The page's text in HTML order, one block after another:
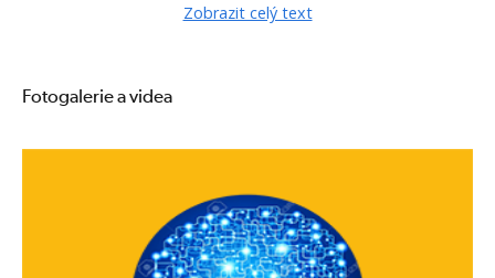
Zobrazit celý text
Fotogalerie a videa